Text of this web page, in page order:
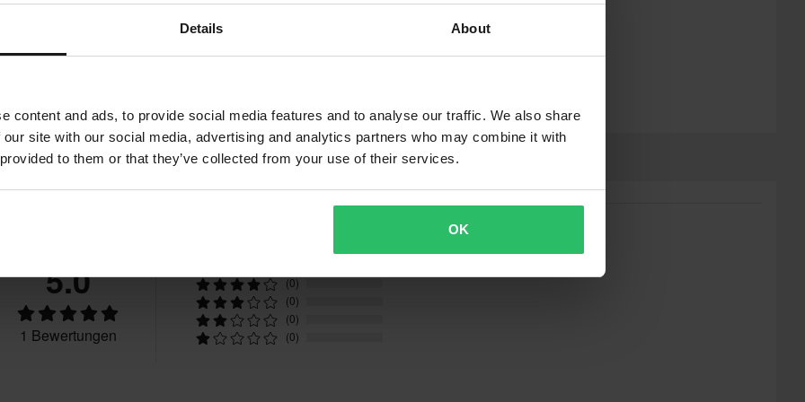
Details About
content and ads, to provide social media features and to analyse our traffic. We also share
site with our social media, advertising and analytics partners who may combine it with
to them or that they’ve collected from your use of their services.
OK
S
160 x 295 x 70 mm
XXL 262 x 319 x 178 mm
Dies gilt nicht für
Rücksendekosten fallen an.
Bereich.
5.0
1 Bewertungen
(0)
(0)
(0)
(0)